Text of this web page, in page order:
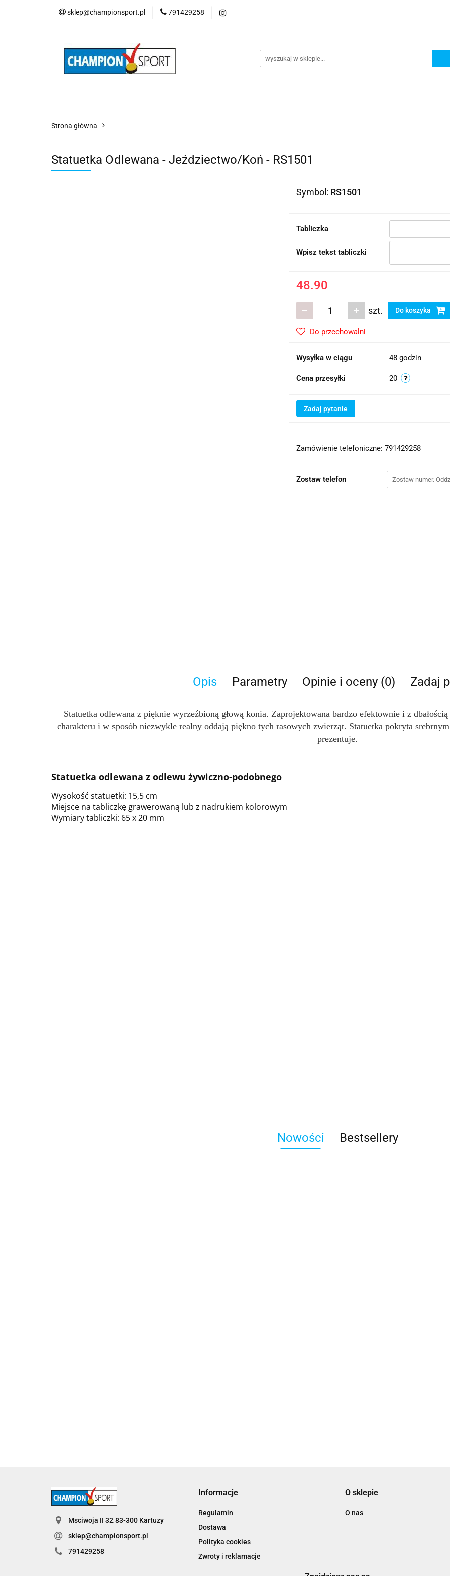
sklep@championsport.pl 791429258
Strona główna
Statuetka Odlewana - Jeździectwo/Koń - RS1501
Symbol: RS1501
Tabliczka
Wpisz tekst tabliczki
48.90
szt. Do koszyka
Do przechowalni
Wysyłka w ciągu 48 godzin
Cena przesyłki 20
Zadaj pytanie
Zamówienie telefoniczne: 791429258
Zostaw telefon
Opis Parametry Opinie i oceny (0) Zadaj
Statuetka odlewana z pięknie wyrzeźbioną głową konia. Zaprojektowana bardzo efektownie i z
charakteru i w sposób niezwykle realny oddają piękno tych rasowych zwierząt. Statuetka pokryta
prezentuje.
Statuetka odlewana z odlewu żywiczno-podobnego
Wysokość statuetki: 15,5 cm
Miejsce na tabliczkę grawerowaną lub z nadrukiem kolorowym
Wymiary tabliczki: 65 x 20 mm
Nowości Bestsellery
Msciwoja II 32 83-300 Kartuzy
sklep@championsport.pl
791429258
Informacje
Regulamin
Dostawa
Polityka cookies
Zwroty i reklamacje
O sklepie
O nas